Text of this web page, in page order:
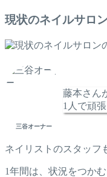
現状のネイルサロ
三谷オーナー
藤本さん
1人で頑
ネイリストのスタッ
1年間は、状況をつか